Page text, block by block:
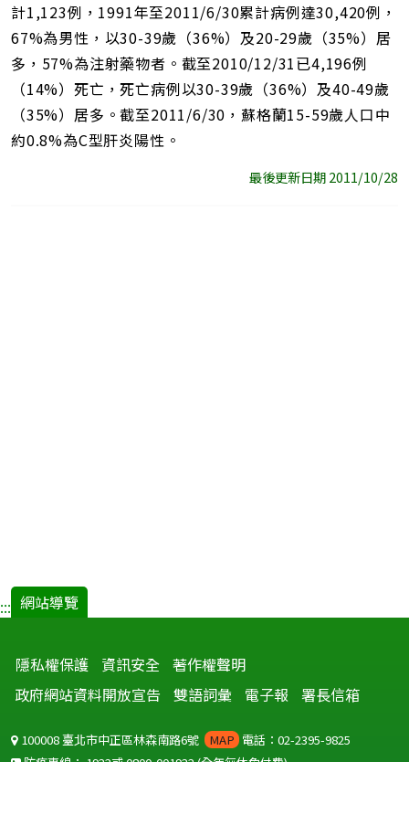
計1,123例，1991年至2011/6/30累計病例達30,420例，
67%為男性，以30-39歲（36%）及20-29歲（35%）居
多，57%為注射藥物者。截至2010/12/31已4,196例
（14%）死亡，死亡病例以30-39歲（36%）及40-49歲
（35%）居多。截至2011/6/30，蘇格蘭15-59歲人口中
約0.8%為C型肝炎陽性。
最後更新日期 2011/10/28
::: 網站導覽
隱私權保護 資訊安全 著作權聲明
政府網站資料開放宣告
雙語詞彙 電子報 署長信箱
100008 臺北市中正區林森南路6號 MAP 電話：02-2395-9825
防疫專線：1922或0800-001922(全年無休免付費)